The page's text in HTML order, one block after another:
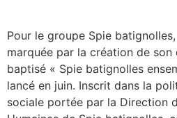
Pour le groupe Spie
marquée par la création de son
baptisé « Spie batignolles
lancé en juin. Inscrit dans la
sociale portée par la Direction